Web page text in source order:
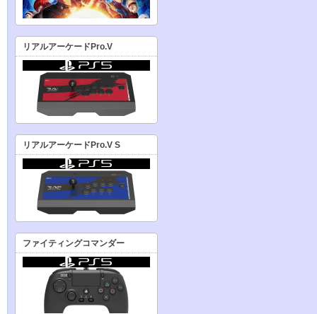
リアルアーケードPro.V
リアルアーケードPro.V S
ファイティングコマンダー